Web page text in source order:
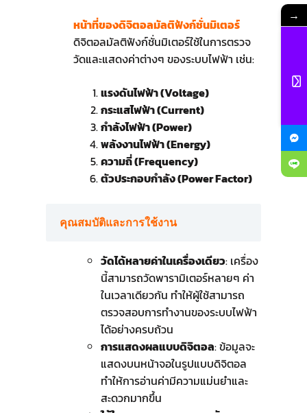
หน้าที่ของดิจิตอลมัลติฟังก์ชั่นมิเตอร์
ดิจิตอลมัลติฟังก์ชั่นมิเตอร์ใช้ในการตรวจ
วัดและแสดงค่าต่างๆ ของระบบไฟฟ้า เช่น:
แรงดันไฟฟ้า (Voltage)
กระแสไฟฟ้า (Current)
กำลังไฟฟ้า (Power)
พลังงานไฟฟ้า (Energy)
ความถี่ (Frequency)
ตัวประกอบกำลัง (Power Factor)
คุณสมบัติและการใช้งาน
วัดได้หลายค่าในเครื่องเดียว: เครื่อง
นี้สามารถวัดพารามิเตอร์หลายๆ ค่า
ในเวลาเดียวกัน ทำให้ผู้ใช้สามารถ
ตรวจสอบการทำงานของระบบไฟฟ้า
ได้อย่างครบถ้วน
การแสดงผลแบบดิจิตอล: ข้อมูลจะ
แสดงบนหน้าจอในรูปแบบดิจิตอล
ทำให้การอ่านค่ามีความแม่นยำและ
สะดวกมากขึ้น
→